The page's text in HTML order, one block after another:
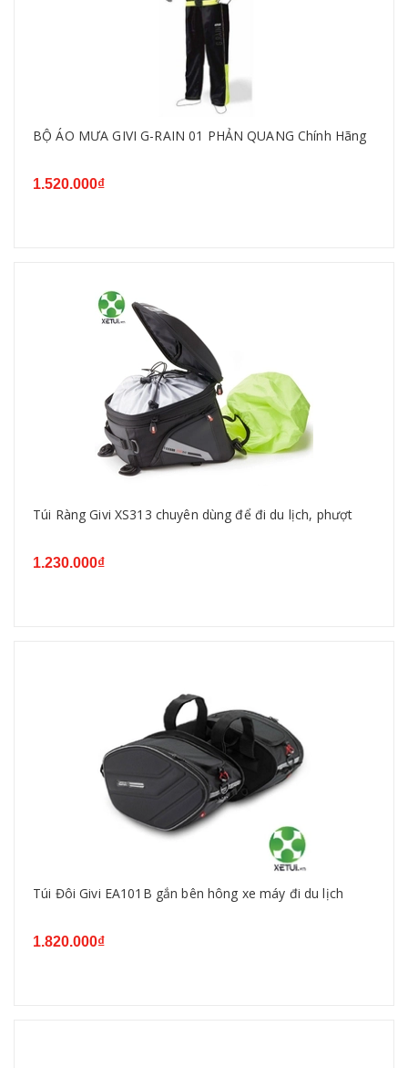
BỘ ÁO MƯA GIVI G-RAIN 01 PHẢN QUANG Chính Hãng
1.520.000₫
Túi Ràng Givi XS313 chuyên dùng để đi du lịch, phượt
1.230.000₫
Túi Đôi Givi EA101B gắn bên hông xe máy đi du lịch
1.820.000₫